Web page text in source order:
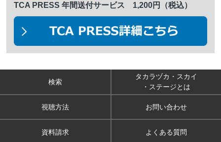
TCA PRESS 年間送付サービス 1,200円（税込）
検索
タカラヅカ・スカイ
・ステージとは
視聴方法 お問い合わせ
資料請求 よくある質問